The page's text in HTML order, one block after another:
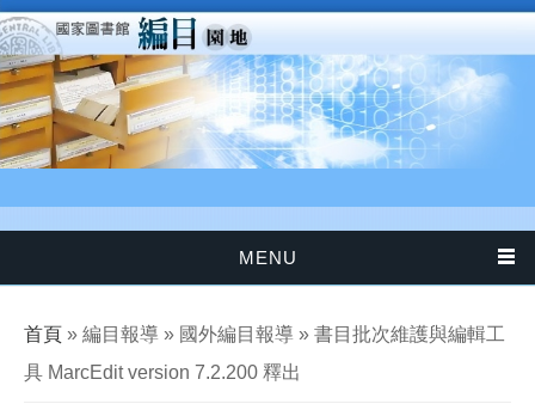
移至主內容
MENU
您在這裡
首頁 » 編目報導 » 國外編目報導 » 書目批次維護與編輯工
具 MarcEdit version 7.2.200 釋出